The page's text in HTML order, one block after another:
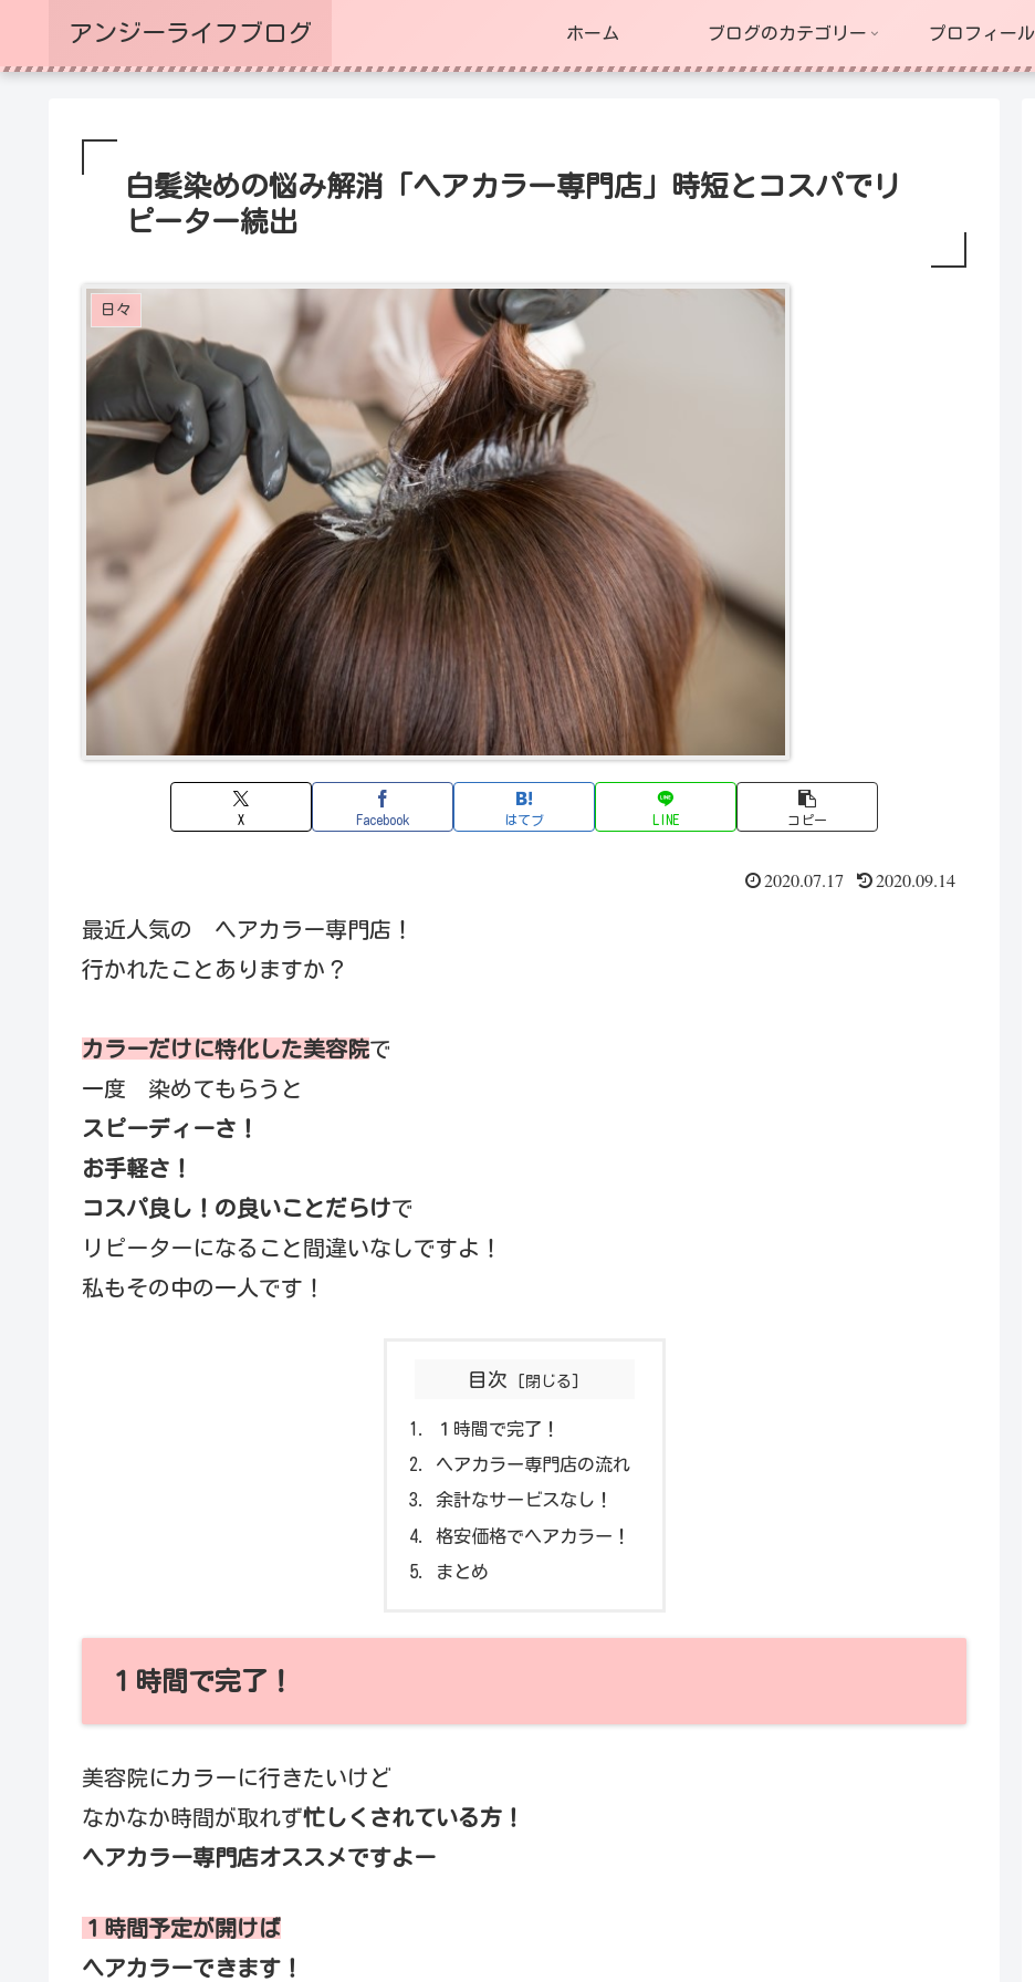
アンジーライフブログ ホーム ブログのカテゴリー プロフィール
白髪染めの悩み解消「ヘアカラー専門店」時短とコスパでリ
ピーター続出
日々
X Facebook はてブ LINE コピー
2020.07.17 2020.09.14
最近人気の ヘアカラー専門店！
行かれたことありますか？
カラーだけに特化した美容院で
一度 染めてもらうと
スピーディーさ！
お手軽さ！
コスパ良し！の良いことだらけで
リピーターになること間違いなしですよ！
私もその中の一人です！
目次
１時間で完了！
ヘアカラー専門店の流れ
余計なサービスなし！
格安価格でヘアカラー！
まとめ
１時間で完了！
美容院にカラーに行きたいけど
なかなか時間が取れず忙しくされている方！
ヘアカラー専門店オススメですよー
１時間予定が開けば
ヘアカラーできます！